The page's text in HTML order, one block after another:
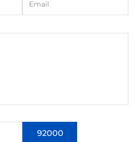
92000